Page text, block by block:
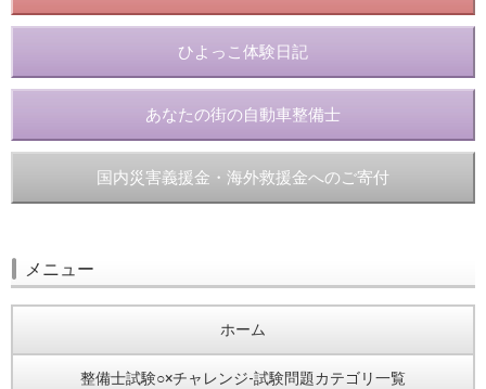
ひよっこ体験日記
あなたの街の自動車整備士
国内災害義援金・海外救援金へのご寄付
メニュー
ホーム
整備士試験○×チャレンジ-試験問題カテゴリ一覧